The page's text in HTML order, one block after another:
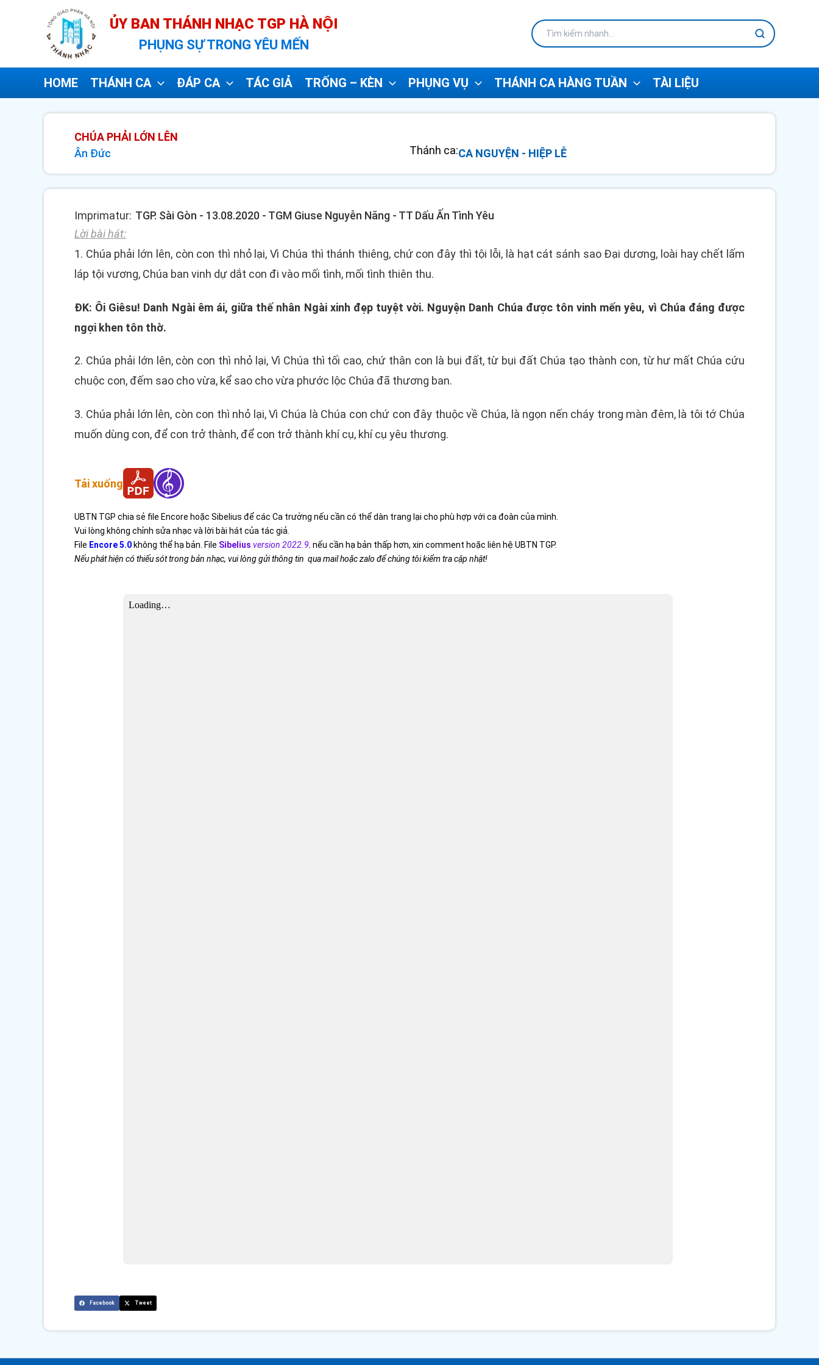
dung
ỦY BAN THÁNH NHẠC TGP HÀ NỘI
PHỤNG SỰ TRONG YÊU MẾN
HOME THÁNH CA ĐÁP CA TÁC GIẢ TRỐNG – KÈN PHỤNG VỤ THÁNH CA HÀNG TUẦN TÀI LIỆU
CHÚA PHẢI LỚN LÊN
Ân Đức
Thánh ca:CA NGUYỆN - HIỆP LỄ
Imprimatur: TGP. Sài Gòn - 13.08.2020 - TGM Giuse Nguyễn Năng - TT Dấu Ấn Tình Yêu
Lời bài hát:
1. Chúa phải lớn lên, còn con thì nhỏ lại, Vì Chúa thì thánh thiêng, chứ con đây thì tội lỗi, là hạt cát sánh sao Đại dương, loài hay chết lấm
láp tội vương, Chúa ban vinh dự dắt con đi vào mối tình, mối tình thiên thu.
ĐK: Ôi Giêsu! Danh Ngài êm ái, giữa thế nhân Ngài xinh đẹp tuyệt vời. Nguyện Danh Chúa được tôn vinh mến yêu, vì Chúa đáng được
ngợi khen tôn thờ.
2. Chúa phải lớn lên, còn con thì nhỏ lại, Vì Chúa thì tối cao, chứ thân con là bụi đất, từ bụi đất Chúa tạo thành con, từ hư mất Chúa cứu
chuộc con, đếm sao cho vừa, kể sao cho vừa phước lộc Chúa đã thương ban.
3. Chúa phải lớn lên, còn con thì nhỏ lại, Vì Chúa là Chúa con chứ con đây thuộc về Chúa, là ngọn nến cháy trong màn đêm, là tôi tớ Chúa
muốn dùng con, để con trở thành, để con trở thành khí cụ, khí cụ yêu thương.
Tải xuống
UBTN TGP chia sẻ file Encore hoặc Sibelius để các Ca trưởng nếu cần có thể dàn trang lại cho phù hợp với ca đoàn của mình.
Vui lòng không chỉnh sửa nhạc và lời bài hát của tác giả.
File Encore 5.0 không thể hạ bản. File Sibelius version 2022.9, nếu cần hạ bản thấp hơn, xin comment hoặc liên hệ UBTN TGP.
Nếu phát hiện có thiếu sót trong bản nhạc, vui lòng gửi thông tin qua mail hoặc zalo để chúng tôi kiểm tra cập nhật!
Facebook Tweet